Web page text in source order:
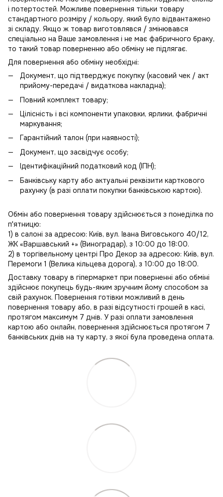
і потертостей. Можливе повернення тільки товару
стандартного розміру / кольору, який було відвантажено
зі складу. Якщо ж товар виготовлявся / змінювався
спеціально на Ваше замовлення і не має фабричного браку,
то такий товар поверненню або обміну не підлягає.
Для повернення або обміну необхідні:
Документ, що підтверджує покупку (касовий чек / акт
прийому-передачі / видаткова накладна);
Повний комплект товару;
Цілісність і всі компоненти упаковки, ярлики, фабричні
маркування;
Гарантійний талон (при наявності);
Документ, що засвідчує особу;
Ідентифікаційний податковий код (ІПН);
Банківську карту або актуальні реквізити карткового
рахунку (в разі оплати покупки банківською картою).
Обмін або повернення товару здійснюється з понеділка по
п'ятницю:
1) в салоні за адресою: Київ, вул. Івана Виговського 40/12,
ЖК «Варшавський +» (Виноградар), з 10:00 до 18:00.
2) в торгівельному центрі Про Декор за адресою: Київ, вул.
Перемоги 1 (Велика кільцева дорога), з 10:00 до 18:00.
Доставку товару в гіпермаркет при поверненні або обміні
здійснює покупець будь-яким зручним йому способом за
свій рахунок. Повернення готівки можливий в день
повернення товару або, в разі відсутності грошей в касі,
протягом максимум 7 днів. У разі оплати замовлення
картою або онлайн, повернення здійснюється протягом 7
банківських днів на ту карту, з якої була проведена оплата.